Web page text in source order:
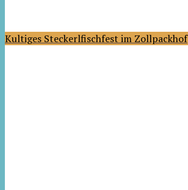
Kultiges Steckerlfischfest im Zollpackhof